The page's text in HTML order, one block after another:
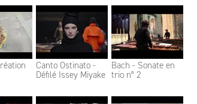
Canto Ostinato -
Défilé Issey Miyake
Bach - Sonate en
trio n° 2